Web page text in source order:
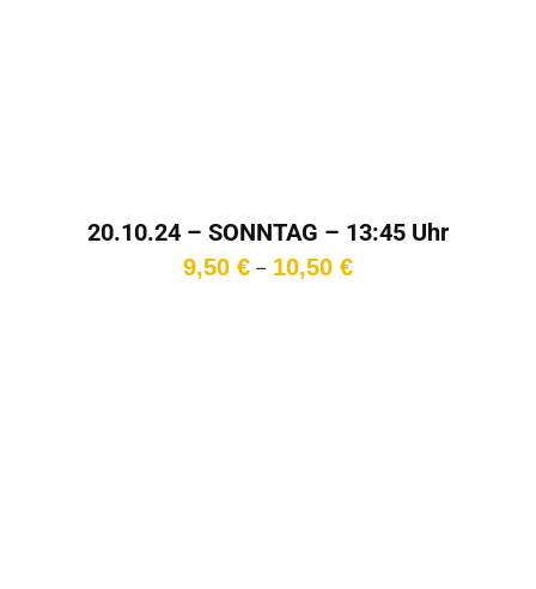
20.10.24 – SONNTAG – 13:45 Uhr
9,50 € – 10,50 €Preisspanne: